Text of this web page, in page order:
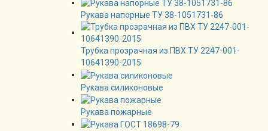
Рукава напорные ТУ 38-1051731-86
Трубка прозрачная из ПВХ ТУ 2247-001-
10641390-2015
Рукава силиконовые
Рукава пожарные